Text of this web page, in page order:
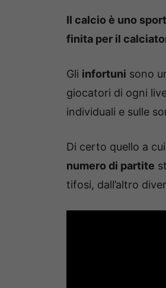
Il calcio è uno
finita per il
Gli infortuni sono
giocatori di ogni
individuali e sulle
Di certo quello a
numero di partite
tifosi, dall’altro